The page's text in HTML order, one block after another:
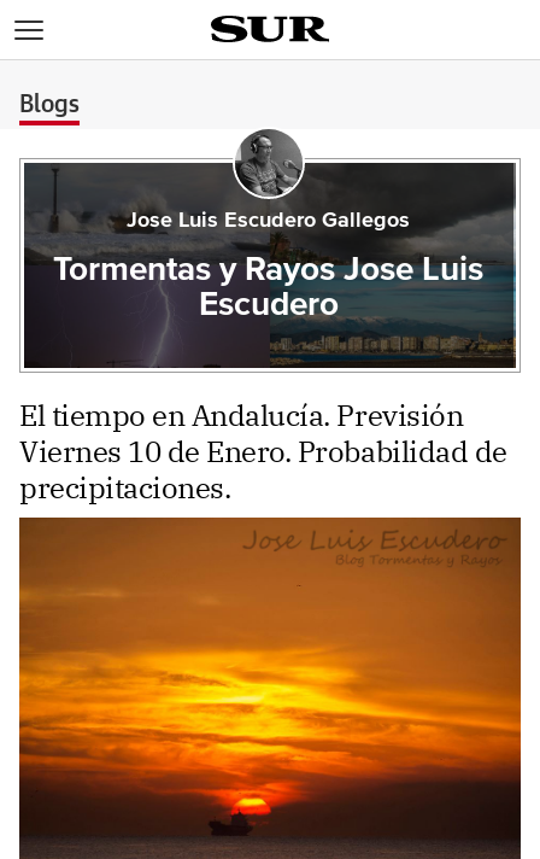
Blogs
Jose Luis Escudero Gallegos
Tormentas y Rayos Jose Luis
Escudero
El tiempo en Andalucía. Previsión
Viernes 10 de Enero. Probabilidad de
precipitaciones.